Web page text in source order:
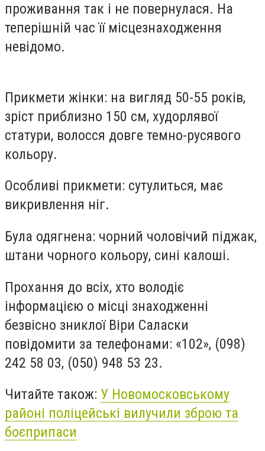
проживання так і не повернулася. На
теперішній час її місцезнаходження
невідомо.
Прикмети жінки: на вигляд 50-55 років,
зріст приблизно 150 см, худорлявої
статури, волосся довге темно-русявого
кольору.
Особливі прикмети: сутулиться, має
викривлення ніг.
Була одягнена: чорний чоловічий піджак,
штани чорного кольору, сині калоші.
Прохання до всіх, хто володіє
інформацією о місці знаходженні
безвісно зниклої Віри Саласки
повідомити за телефонами: «102», (098)
242 58 03, (050) 948 53 23.
Читайте також: У Новомосковському
районі поліцейські вилучили зброю та
боєприпаси